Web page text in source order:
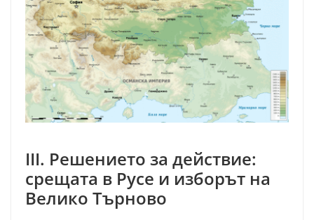
III. Решението за действие:
срещата в Русе и изборът на
Велико Търново